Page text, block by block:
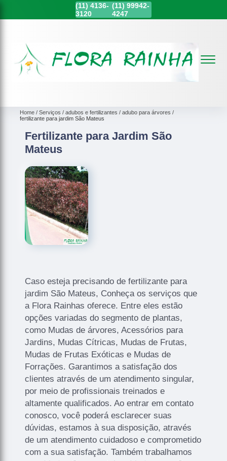
(11) 4136-
3120
(11)99942-
4247
Home Serviços adubos e fertilizantes
adubo para árvores
fertilizante para jardim São Mateus
Fertilizante para Jardim São
Mateus
Caso esteja precisando de fertilizante para
jardim São Mateus, Conheça os serviços que
a Flora Rainhas oferece. Entre eles estão
opções variadas do segmento de plantas,
como Mudas de árvores, Acessórios para
Jardins, Mudas Cítricas, Mudas de Frutas,
Mudas de Frutas Exóticas e Mudas de
Forrações. Garantimos a satisfação dos
clientes através de um atendimento singular,
por meio de profissionais treinados e
altamente qualificados. Ao entrar em contato
conosco, você poderá esclarecer suas
dúvidas, estamos à sua disposição, através
de um atendimento cuidadoso e comprometido
com a sua satisfação. Também trabalhamos